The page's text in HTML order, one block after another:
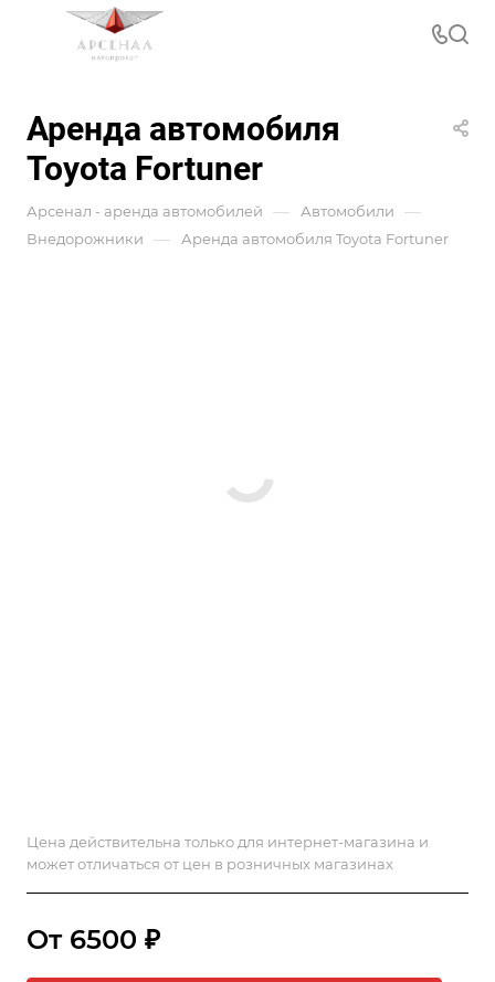
Аренда автомобиля
Toyota Fortuner
Арсенал - аренда автомобилей — Автомобили —
Внедорожники — Аренда автомобиля Toyota Fortuner
Цена действительна только для интернет-магазина и
может отличаться от цен в розничных магазинах
От 6500 ₽